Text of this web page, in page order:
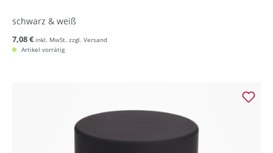
schwarz & weiß
7,08 € inkl. MwSt. zzgl. Versand
Artikel vorrätig